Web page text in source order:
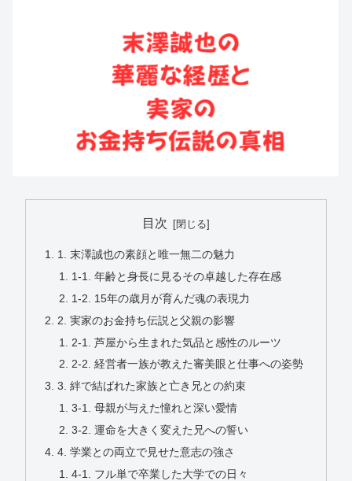
目次
1. 末澤誠也の素顔と唯一無二の魅力
1-1. 年齢と身長に見るその卓越した存在感
1-2. 15年の歳月が育んだ魂の表現力
2. 実家のお金持ち伝説と父親の影響
2-1. 芦屋から生まれた気品と感性のルーツ
2-2. 経営者一族が教えた審美眼と仕事への姿勢
3. 絆で結ばれた家族と亡き兄との約束
3-1. 母親が与えた憧れと深い愛情
3-2. 運命を大きく変えた兄への誓い
4. 学業との両立で見せた意志の強さ
4-1. フル単で卒業した大学での日々